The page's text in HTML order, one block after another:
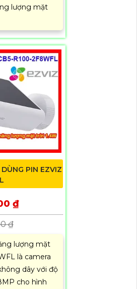
lượng mặt
PIN EZVIZ
₫
₫
lượng mặt
là camera
dây với độ
cho hình